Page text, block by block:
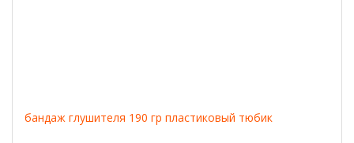
бандаж глушителя 190 гр пластиковый тюбик